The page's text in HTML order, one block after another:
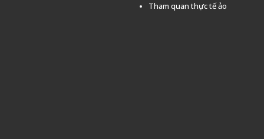
Tham quan thực tế ảo